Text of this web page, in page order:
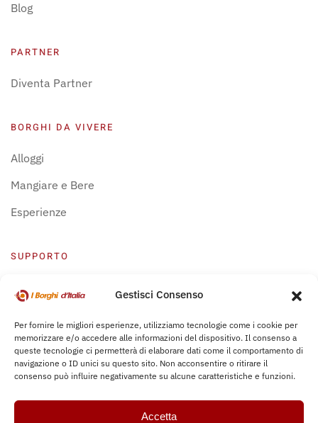
Gestisci Consenso
Per fornire le migliori esperienze, utilizziamo tecnologie come i cookie per
memorizzare e/o accedere alle informazioni del dispositivo. Il consenso a
queste tecnologie ci permetterà di elaborare dati come il comportamento di
navigazione o ID unici su questo sito. Non acconsentire o ritirare il
consenso può influire negativamente su alcune caratteristiche e funzioni.
Accetta
Blog
PARTNER
Diventa Partner
BORGHI DA VIVERE
Alloggi
Mangiare e Bere
Esperienze
SUPPORTO
Centro Supporto
Leggi Bochure